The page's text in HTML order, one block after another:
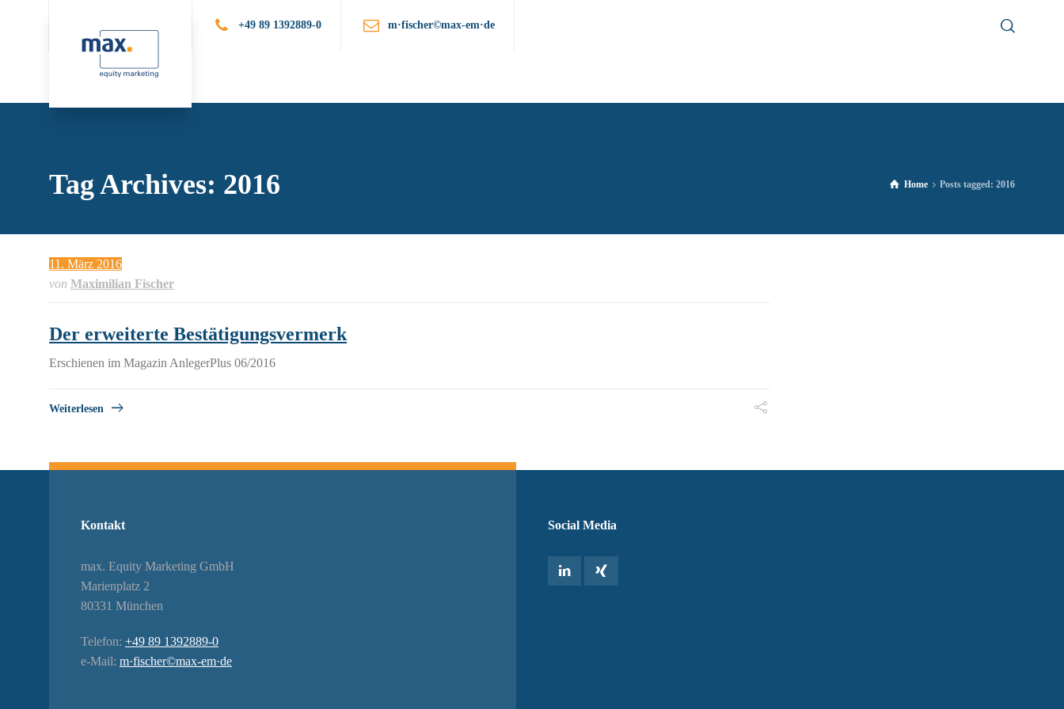
+49 89 1392889-0 m·fischer©max-em·de
Tag Archives: 2016 Home Posts tagged: 2016
11. März 2016
von Maximilian Fischer
Der erweiterte Bestätigungsvermerk
Erschienen im Magazin AnlegerPlus 06/2016
Weiterlesen
Kontakt
max. Equity Marketing GmbH
Marienplatz 2
80331 München
Telefon: +49 89 1392889-0
e-Mail: m·fischer©max-em·de
Social Media